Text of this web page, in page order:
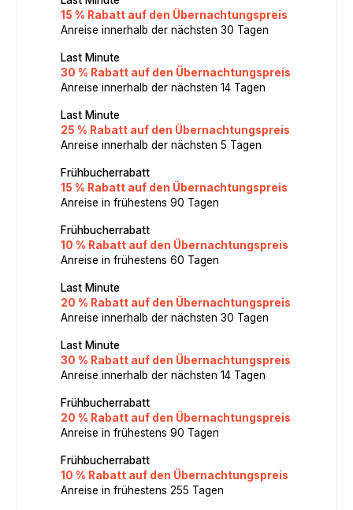
15 % Rabatt auf den Übernachtungspreis
Anreise innerhalb der nächsten 30 Tagen
Last Minute
30 % Rabatt auf den Übernachtungspreis
Anreise innerhalb der nächsten 14 Tagen
Last Minute
25 % Rabatt auf den Übernachtungspreis
Anreise innerhalb der nächsten 5 Tagen
Frühbucherrabatt
15 % Rabatt auf den Übernachtungspreis
Anreise in frühestens 90 Tagen
Frühbucherrabatt
10 % Rabatt auf den Übernachtungspreis
Anreise in frühestens 60 Tagen
Last Minute
20 % Rabatt auf den Übernachtungspreis
Anreise innerhalb der nächsten 30 Tagen
Last Minute
30 % Rabatt auf den Übernachtungspreis
Anreise innerhalb der nächsten 14 Tagen
Frühbucherrabatt
20 % Rabatt auf den Übernachtungspreis
Anreise in frühestens 90 Tagen
Frühbucherrabatt
10 % Rabatt auf den Übernachtungspreis
Anreise in frühestens 255 Tagen